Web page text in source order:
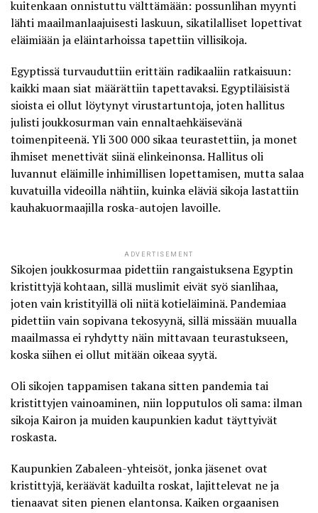
kuitenkaan onnistuttu välttämään: possunlihan myynti
lähti maailmanlaajuisesti laskuun, sikatilalliset lopettivat
eläimiään ja eläintarhoissa tapettiin villisikoja.
Egyptissä turvauduttiin erittäin radikaaliin ratkaisuun:
kaikki maan siat määrättiin tapettavaksi. Egyptiläisistä
sioista ei ollut löytynyt virustartuntoja, joten hallitus
julisti joukkosurman vain ennaltaehkäisevänä
toimenpiteenä. Yli 300 000 sikaa teurastettiin, ja monet
ihmiset menettivät siinä elinkeinonsa. Hallitus oli
luvannut eläimille inhimillisen lopettamisen, mutta salaa
kuvatuilla videoilla nähtiin, kuinka eläviä sikoja lastattiin
kauhakuormaajilla roska-autojen lavoille.
ADVERTISEMENT
Sikojen joukkosurmaa pidettiin rangaistuksena Egyptin
kristittyjä kohtaan, sillä muslimit eivät syö sianlihaa,
joten vain kristityillä oli niitä kotieläiminä. Pandemiaa
pidettiin vain sopivana tekosyynä, sillä missään muualla
maailmassa ei ryhdytty näin mittavaan teurastukseen,
koska siihen ei ollut mitään oikeaa syytä.
Oli sikojen tappamisen takana sitten pandemia tai
kristittyjen vainoaminen, niin lopputulos oli sama: ilman
sikoja Kairon ja muiden kaupunkien kadut täyttyivät
roskasta.
Kaupunkien Zabaleen-yhteisöt, jonka jäsenet ovat
kristittyjä, keräävät kaduilta roskat, lajittelevat ne ja
tienaavat siten pienen elantonsa. Kaiken orgaanisen